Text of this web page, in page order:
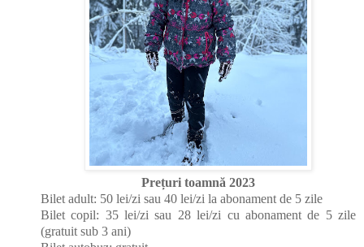
Prețuri toamnă 2023
Bilet adult: 50 lei/zi sau 40 lei/zi la abonament de 5 zile
Bilet copil: 35 lei/zi sau 28 lei/zi cu abonament de 5 zile
(gratuit sub 3 ani)